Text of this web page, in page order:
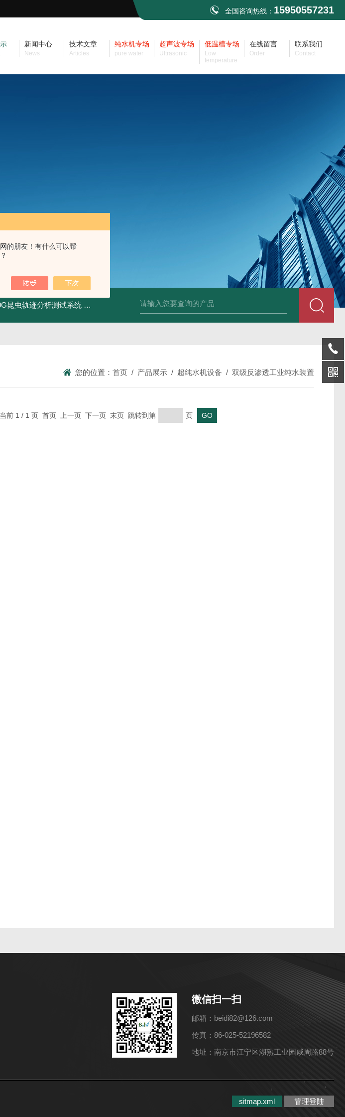
的朋友！有什么可以帮
全国咨询热线： 15950557231
新闻中心
News
技术文章
Articles
纯水机专场
pure water
超声波专场
Ultrasonic
低温槽专场
Low
temperature
在线留言
Order
联系我们
Contact
昆虫轨迹分析测试系统 BXPE500B大口径氙灯光源 BDRF超声波乳化反应釜 BDUF系列超声波高剪切
您的位置： 首页 / 产品展示 / 超纯水机设备 / 双级反渗透工业纯水装置
前 1 / 1 页 首页 上一页 下一页 末页 跳转到第 页
微信扫一扫
邮箱：beidi82@126.com
传真：86-025-52196582
地址：南京市江宁区湖熟工业园咸周路88号
sitmap.xml 管理登陆